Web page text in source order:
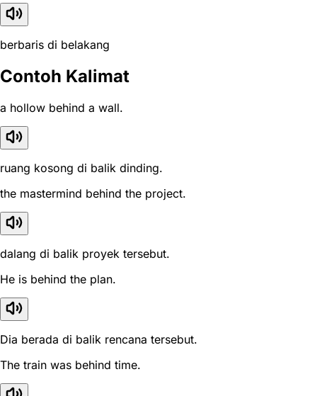
berbaris di belakang
Contoh Kalimat
a hollow behind a wall.
ruang kosong di balik dinding.
the mastermind behind the project.
dalang di balik proyek tersebut.
He is behind the plan.
Dia berada di balik rencana tersebut.
The train was behind time.